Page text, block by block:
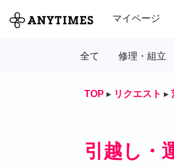
マイページ
全て 修理・組立
TOP ▸ リクエスト ▸
引越し・